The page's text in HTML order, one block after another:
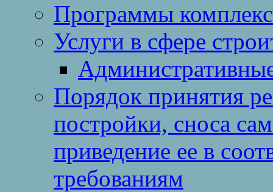
Программы
Услуги в сфере
Порядок принятия
постройки, сноса
приведение ее в
требованиям